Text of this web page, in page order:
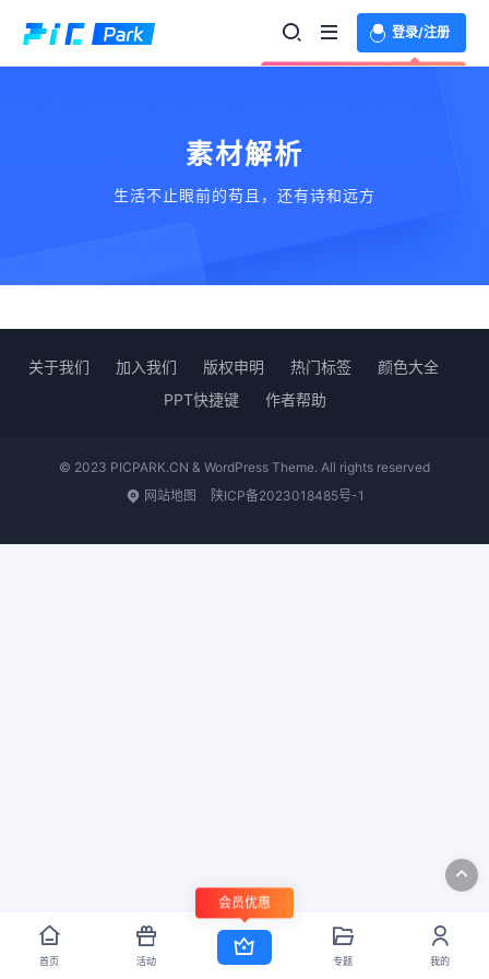
登录/注册
素材解析
生活不止眼前的苟且，还有诗和远方
关于我们 加入我们 版权申明 热门标签
颜色大全
PPT快捷键
作者帮助
© 2023 PICPARK.CN & WordPress Theme. All rights reserved
网站地图
陕ICP备2023018485号-1
首页 活动
会员优惠
专题 我的